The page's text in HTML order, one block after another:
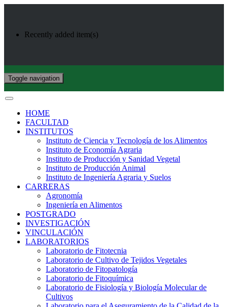
Recently added item(s)
Toggle navigation
HOME
FACULTAD
INSTITUTOS
Instituto de Ciencia y Tecnología de los Alimentos
Instituto de Economía Agraria
Instituto de Producción y Sanidad Vegetal
Instituto de Producción Animal
Instituto de Ingeniería Agraria y Suelos
CARRERAS
Agronomía
Ingeniería en Alimentos
POSTGRADO
INVESTIGACIÓN
VINCULACIÓN
LABORATORIOS
Laboratorio de Fitotecnia
Laboratorio de Cultivo de Tejidos Vegetales
Laboratorio de Fitopatología
Laboratorio de Fitoquímica
Laboratorio de Fisiología y Biología Molecular de
Cultivos